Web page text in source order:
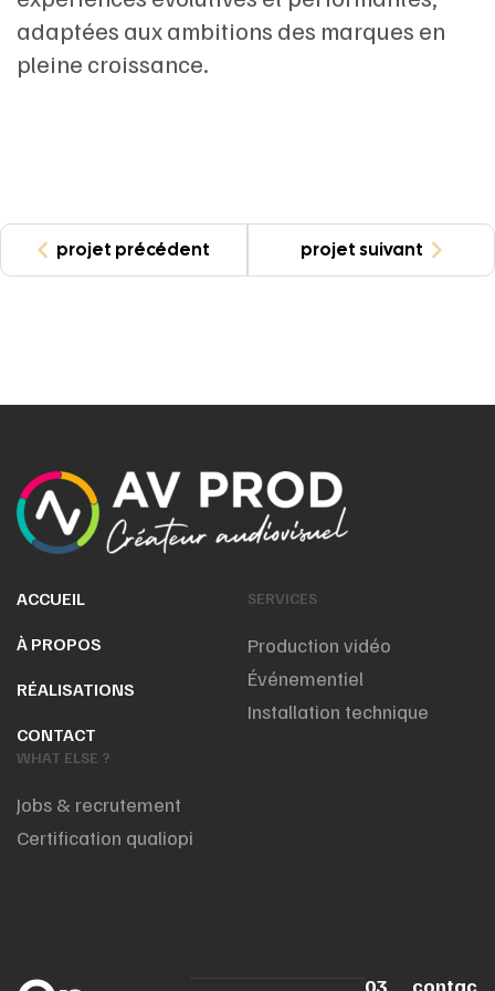
adaptées aux ambitions des marques en
pleine croissance.
projet précédent projet suivant
ACCUEIL
À PROPOS
RÉALISATIONS
CONTACT
SERVICES
Production vidéo
Événementiel
Installation technique
WHAT ELSE ?
Jobs & recrutement
Certification qualiopi
03 contac